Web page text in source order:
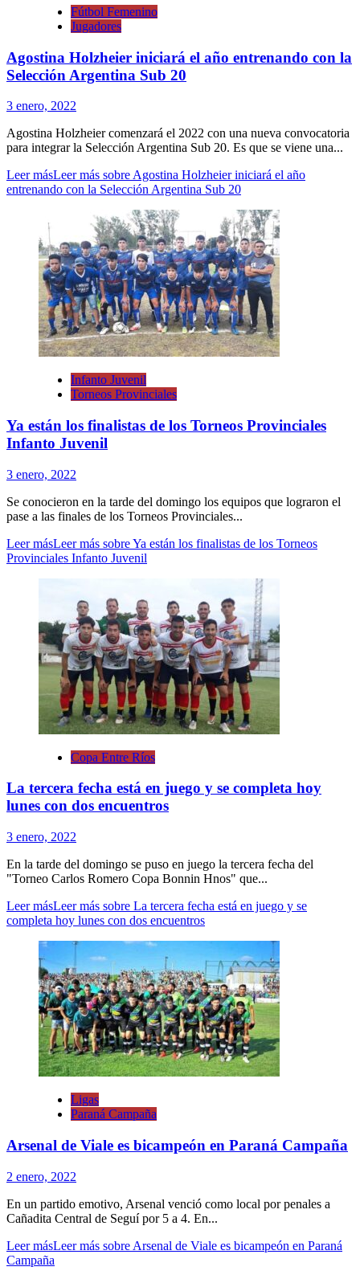
Fútbol Femenino
Jugadores
Agostina Holzheier iniciará el año entrenando con la
Selección Argentina Sub 20
3 enero, 2022
Agostina Holzheier comenzará el 2022 con una nueva convocatoria
para integrar la Selección Argentina Sub 20. Es que se viene una...
Leer másLeer más sobre Agostina Holzheier iniciará el año
entrenando con la Selección Argentina Sub 20
Infanto Juvenil
Torneos Provinciales
Ya están los finalistas de los Torneos Provinciales
Infanto Juvenil
3 enero, 2022
Se conocieron en la tarde del domingo los equipos que lograron el
pase a las finales de los Torneos Provinciales...
Leer másLeer más sobre Ya están los finalistas de los Torneos
Provinciales Infanto Juvenil
Copa Entre Ríos
La tercera fecha está en juego y se completa hoy
lunes con dos encuentros
3 enero, 2022
En la tarde del domingo se puso en juego la tercera fecha del
"Torneo Carlos Romero Copa Bonnin Hnos" que...
Leer másLeer más sobre La tercera fecha está en juego y se
completa hoy lunes con dos encuentros
Ligas
Paraná Campaña
Arsenal de Viale es bicampeón en Paraná Campaña
2 enero, 2022
En un partido emotivo, Arsenal venció como local por penales a
Cañadita Central de Seguí por 5 a 4. En...
Leer másLeer más sobre Arsenal de Viale es bicampeón en Paraná
Campaña